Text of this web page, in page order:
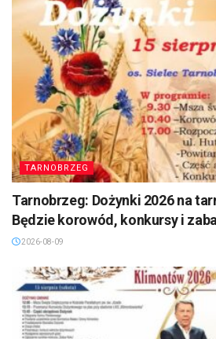
TARNOBRZEG
Tarnobrzeg: Dożynki 2026 na
Będzie korowód, konkursy i
2026-08-09